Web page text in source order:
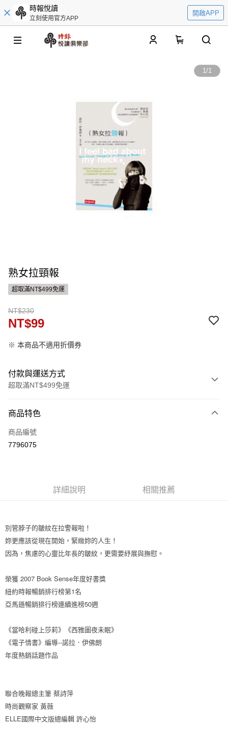
時報悅讀
立刻使用官方APP
開啟APP
1/1
熟女拉頸報
超取滿NT$499免運
NT$230
NT$99
※ 本商品不適用折價券
付款與運送方式
超取滿NT$499免運
信用卡一次付款
ATM付款
每筆NT$60，滿NT$499(含以上)免運費
每筆NT$60，滿NT$499(含以上)免運費
宅配
每筆NT$100，滿NT$499(含以上)免運費
商品特色
商品編號
7796075
詳細說明 相關推薦
別管脖子的皺紋在拉警報啦！
妳更應該從現在開始，緊緻妳的人生！
因為，焦慮的心靈比年長的皺紋，更需要紓展與撫慰。
榮獲 2007 Book Sense年度好書獎
紐約時報暢銷排行榜第1名
亞馬遜暢銷排行榜連續進榜50週
《當哈利碰上莎莉》《西雅圖夜未眠》
《電子情書》編導--諾拉．伊佛朗
年度熱銷話題作品
聯合晚報總主筆 蔡詩萍
時尚觀察家 黃薇
ELLE國際中文版總編輯 許心怡